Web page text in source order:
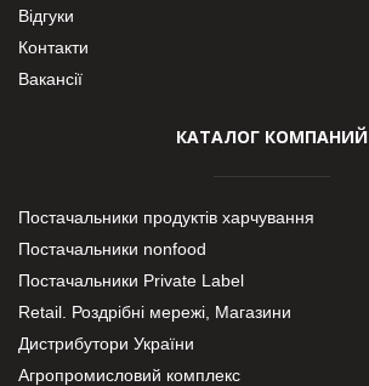
Відгуки
Контакти
Вакансії
КАТАЛОГ КОМПАНИЙ
Постачальники продуктів харчування
Постачальники nonfood
Постачальники Private Label
Retail. Роздрібні мережі, Магазини
Дистрибутори України
Агропромисловий комплекс